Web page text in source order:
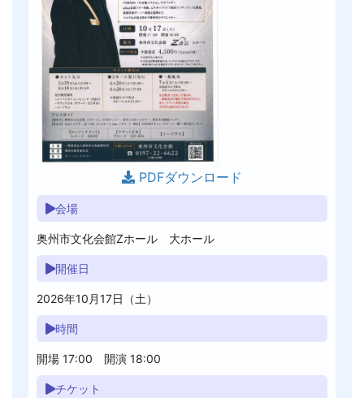
PDFダウンロード
会場
奥州市文化会館Zホール 大ホール
開催日
2026年10月17日（土）
時間
開場 17:00 開演 18:00
チケット